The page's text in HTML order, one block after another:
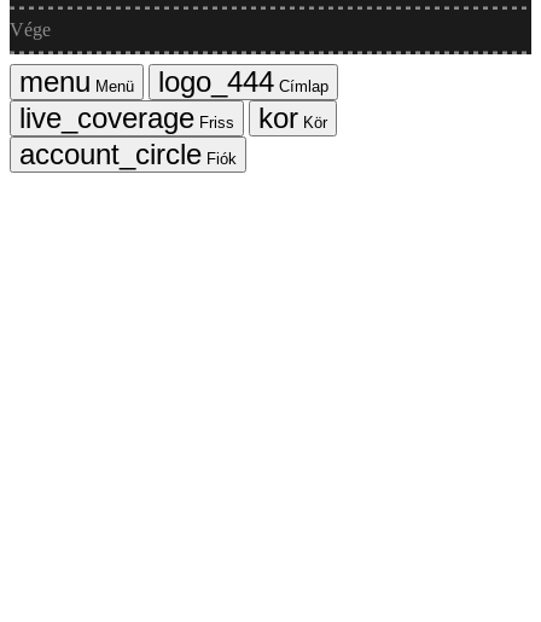
Vége
Menü
Címlap
Friss
Kör
Fiók